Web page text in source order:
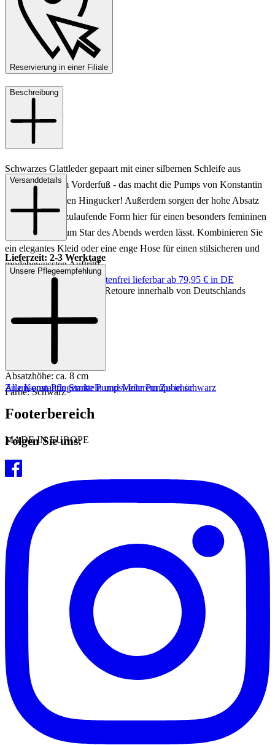
Reservierung in einer Filiale
Beschreibung
Schwarzes Glattleder gepaart mit einer silbernen Schleife aus
Strasssteinen am Vorderfuß - das macht die Pumps von Konstantin
Starke zum echten Hingucker! Außerdem sorgen der hohe Absatz
sowie die spitz zulaufende Form hier für einen besonders femininen
Look, der Sie zum Star des Abends werden lässt. Kombinieren Sie
ein elegantes Kleid oder eine enge Hose für einen stilsicheren und
modebewussten Auftritt!
Sohle: Gummisohle
Absatzhöhe: ca. 8 cm
Farbe: Schwarz
MADE IN EUROPE
Versanddetails
Lieferzeit: 2-3 Werktage
Keine Versandkosten:
kostenfrei lieferbar ab 79,95 € in DE
Einfache und Kostenlose Retoure innerhalb von Deutschlands
Unsere Pflegeempfehlung
Zu unseren Pflegemitteln und weiterem Zubehör
Alle Konstantin Starke PumpsMehr Pumps in schwarz
Footerbereich
Folgen Sie uns: